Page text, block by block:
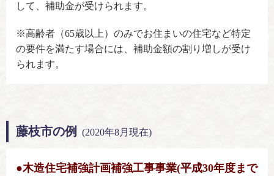
して、補助金が受けられます。
※高齢者（65歳以上）のみでお住まいの住宅など特定
の要件を満たす場合には、補助金額の割り増しが受け
られます。
藤枝市の例 (2020年8月現在)
●木造住宅補強計画補強工事事業(平成30年度まで